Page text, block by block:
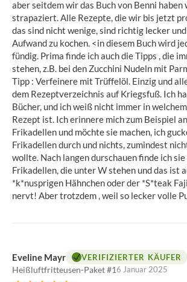
5
Sternen
aber seitdem wir das Buch von Benni
strapaziert. Alle Rezepte, die wir bis jetzt
das sind nicht wenige, sind richtig lecker
Aufwand zu kochen. <in diesem Buch wird
fündig. Prima finde ich auch die Tipps , die
stehen, z.B. bei den Zucchini Nudeln mit
Tipp : Verfeinere mit Trüffelöl. Einzig und
dem Rezeptverzeichnis auf Kriegsfuß. Ich
Bücher, und ich weiß nicht immer in
Rezept ist. Ich erinnere mich zum Beispiel
Frikadellen und möchte sie machen, ich
Frikadellen durch und nichts, zumindest
wollte. Nach langen durschauen finde ich sie
Frikadellen, die unter W stehen und das ist
*k*nusprigen Hähnchen oder der *S*teak
nervt! Aber trotzdem , weil so lecker volle
Eveline Mayr VERIFIZIERTER KÄUFER
Heißluftfritteusen-Paket #16 Januar 2025